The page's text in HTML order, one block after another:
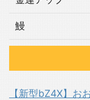
鰻
【新型bZ4X】お